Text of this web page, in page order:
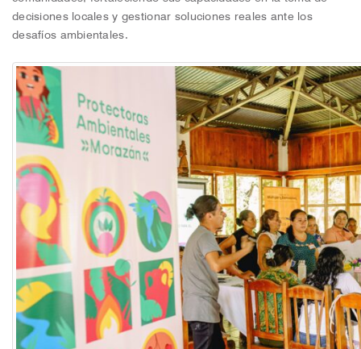
decisiones locales y gestionar soluciones reales ante los
desafíos ambientales.